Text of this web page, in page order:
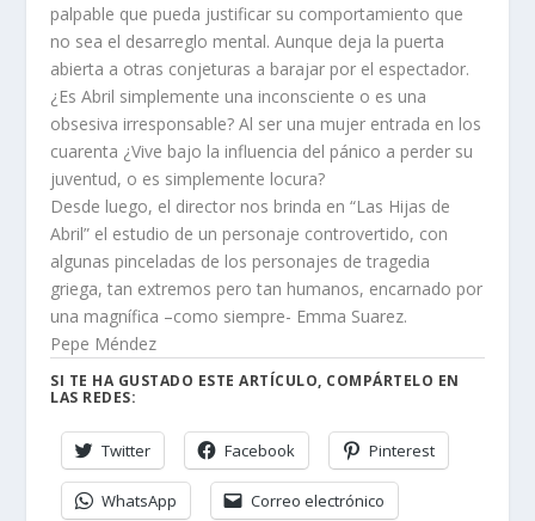
palpable que pueda justificar su comportamiento que
no sea el desarreglo mental. Aunque deja la puerta
abierta a otras conjeturas a barajar por el espectador.
¿Es Abril simplemente una inconsciente o es una
obsesiva irresponsable? Al ser una mujer entrada en los
cuarenta ¿Vive bajo la influencia del pánico a perder su
juventud, o es simplemente locura?
Desde luego, el director nos brinda en “Las Hijas de
Abril” el estudio de un personaje controvertido, con
algunas pinceladas de los personajes de tragedia
griega, tan extremos pero tan humanos, encarnado por
una magnífica –como siempre- Emma Suarez.
Pepe Méndez
SI TE HA GUSTADO ESTE ARTÍCULO, COMPÁRTELO EN
LAS REDES:
Twitter Facebook Pinterest
WhatsApp Correo electrónico